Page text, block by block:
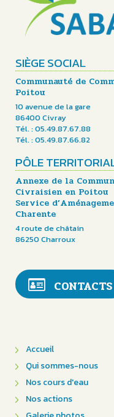
SIÈGE SOCIAL
Communauté de
Poitou
10 avenue de la gare
86400 Civray
Tél. : 05.49.87.67.88
Tél. : 05.49.87.66.82
PÔLE
Annexe de la
Civraisien en Poitou
Service
Charente
4 route de châtain
86250 Charroux
CONTACTS
Accueil
Qui sommes-nous
Nos cours d'eau
Nos actions